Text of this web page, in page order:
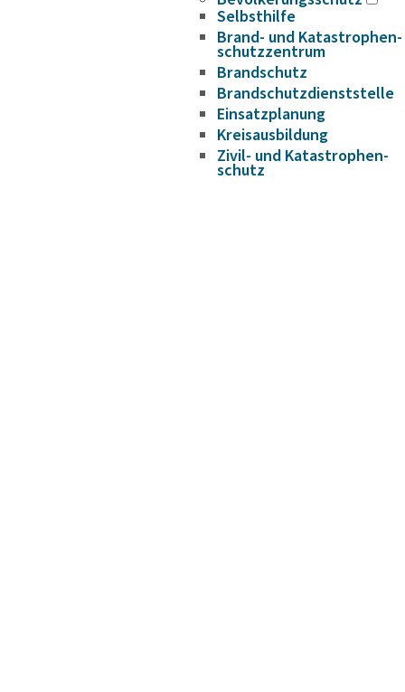
Selbst­hilfe
Brand- und Kata­s­tro­­phen­­
schutz­­zen­trum
Brand­schutz
Brand­schutz­dienst­stelle
Einsatz­pla­nung
Kreis­aus­­bil­­dung
Zivil- und Kata­s­tro­­phen­­
schutz